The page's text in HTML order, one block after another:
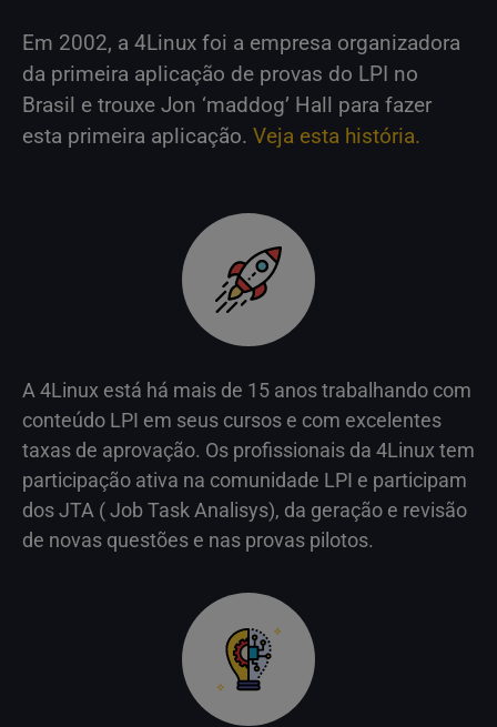
Em 2002, a 4Linux foi a empresa organizadora
da primeira aplicação de provas do LPI no
Brasil e trouxe Jon ‘maddog’ Hall para fazer
esta primeira aplicação. Veja esta história.
A 4Linux está há mais de 15 anos trabalhando com
conteúdo LPI em seus cursos e com excelentes
taxas de aprovação. Os profissionais da 4Linux tem
participação ativa na comunidade LPI e participam
dos JTA ( Job Task Analisys), da geração e revisão
de novas questões e nas provas pilotos.